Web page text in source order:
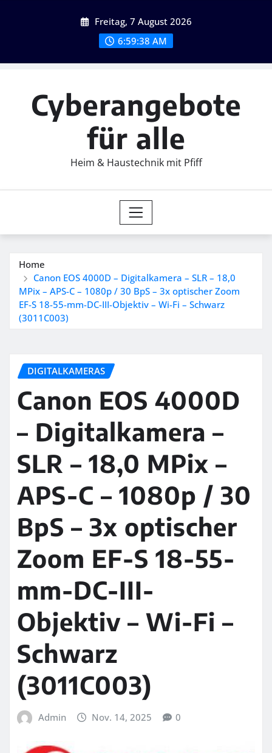
Freitag, 7 August 2026
6:59:40 AM
Cyberangebote
für alle
Heim & Haustechnik mit Pfiff
Home
Canon EOS 4000D – Digitalkamera – SLR – 18,0
MPix – APS-C – 1080p / 30 BpS – 3x optischer Zoom
EF-S 18-55-mm-DC-III-Objektiv – Wi-Fi – Schwarz
(3011C003)
DIGITALKAMERAS
Canon EOS 4000D
– Digitalkamera –
SLR – 18,0 MPix –
APS-C – 1080p / 30
BpS – 3x optischer
Zoom EF-S 18-55-
mm-DC-III-
Objektiv – Wi-Fi –
Schwarz
(3011C003)
Admin Nov. 14, 2025 0